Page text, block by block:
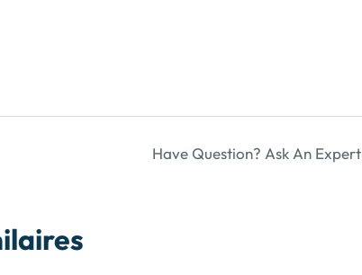
Have Question? Ask An Expert